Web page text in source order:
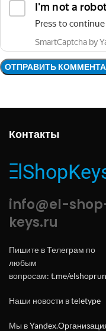
Контакты
info@el-
keys.ru
Пишите в Телеграм по
любым
вопросам: t.me/
Наши новости вteletype
Мы в